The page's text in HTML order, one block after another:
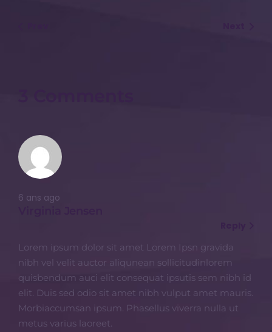
6 ans ago
Lorem ipsum dolor sit amet Lorem Ipsn gravida
nibh vel velit auctor aliqunean sollicitudinlorem
quisbendum auci elit consequat ipsutis sem nibh id
elit. Duis sed odio sit amet nibh vulput amet mauris.
Morbiaccumsan ipsum. Phasellus viverra nulla ut
metus varius laoreet.